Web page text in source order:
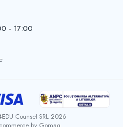
- 17:00
Counsel SRL 2026